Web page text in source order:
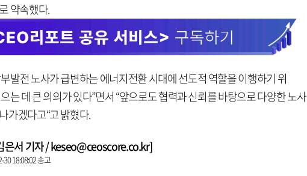
약속했다.
발전 노사가 급변하는 에너지전환 시대에 선도적 역할을 이행하기 위
는 데 큰 의의가 있다”면서 “앞으로도 협력과 신뢰를 바탕으로 다양한 노사
가겠다고“고 밝혔다.
은서 기자 / keseo@ceoscore.co.kr]
30 18:08:02 송고